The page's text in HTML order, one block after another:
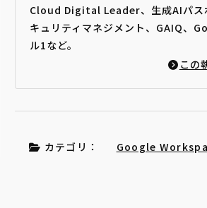
Cloud Digital Leader、生成AIパス
キュリティマネジメント、GAIQ、
ル1など。
この
カテゴリ： Google